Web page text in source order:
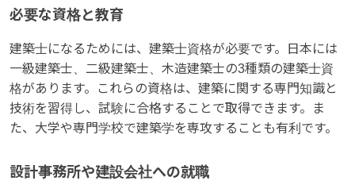
必要な資格と教育
建築士になるためには、建築士資格が必要です。日本には
一級建築士、二級建築士、木造建築士の3種類の建築士資
格があります。これらの資格は、建築に関する専門知識と
技術を習得し、試験に合格することで取得できます。ま
た、大学や専門学校で建築学を専攻することも有利です。
設計事務所や建設会社への就職